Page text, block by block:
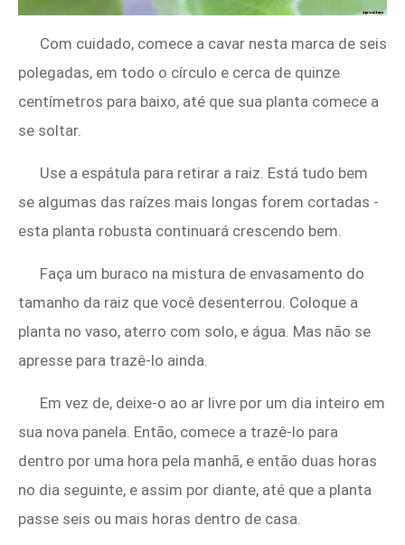
Com cuidado, comece a cavar nesta marca de seis
polegadas, em todo o círculo e cerca de quinze
centímetros para baixo, até que sua planta comece a
se soltar.
Use a espátula para retirar a raiz. Está tudo bem
se algumas das raízes mais longas forem cortadas -
esta planta robusta continuará crescendo bem.
Faça um buraco na mistura de envasamento do
tamanho da raiz que você desenterrou. Coloque a
planta no vaso, aterro com solo, e água. Mas não se
apresse para trazê-lo ainda.
Em vez de, deixe-o ao ar livre por um dia inteiro em
sua nova panela. Então, comece a trazê-lo para
dentro por uma hora pela manhã, e então duas horas
no dia seguinte, e assim por diante, até que a planta
passe seis ou mais horas dentro de casa.